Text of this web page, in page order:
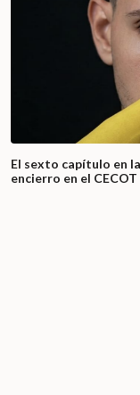
El sexto capítulo en
encierro en el CECOT